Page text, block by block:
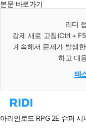
본문 바로가기
리디
강제 새로 고침(Ctrl +
계속해서 문제가 발생
하고 대
테
리
홈
아리안로드 RPG 2E 슈퍼